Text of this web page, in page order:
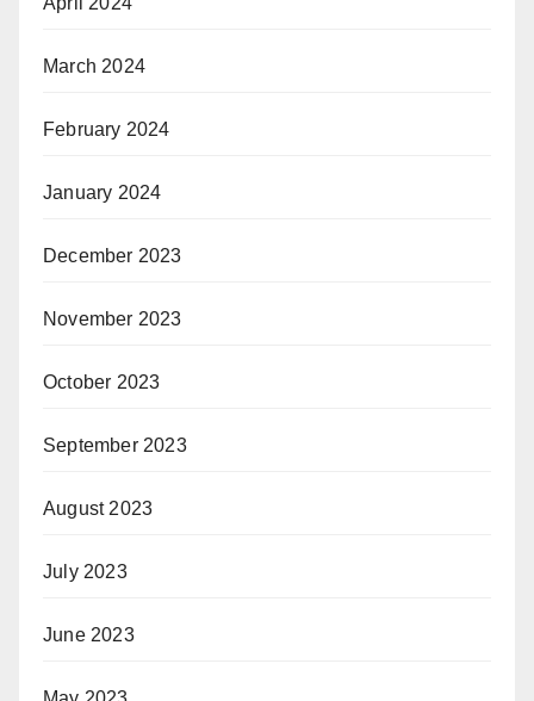
March 2024
February 2024
January 2024
December 2023
November 2023
October 2023
September 2023
August 2023
July 2023
June 2023